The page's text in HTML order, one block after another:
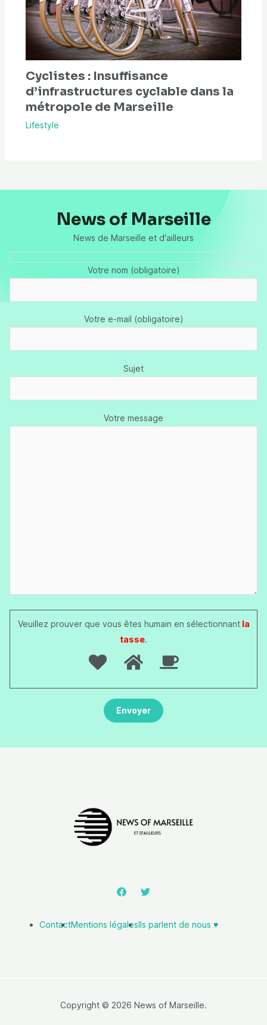
Cyclistes : Insuffisance
d’infrastructures cyclable dans la
métropole de Marseille
Lifestyle
News of Marseille
News de Marseille et d'ailleurs
Votre nom (obligatoire)
Votre e-mail (obligatoire)
Sujet
Votre message
Veuillez prouver que vous êtes humain en sélectionnantla
tasse.
ContactMentions légalesIls parlent de nous ♥️
Copyright © 2026 News of Marseille.